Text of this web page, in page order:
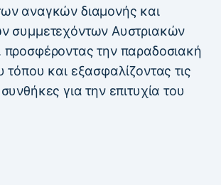
αναγκών διαμονής και
συμμετεχόντων Αυστριακών
προσφέροντας την παραδοσιακή
τόπου και εξασφαλίζοντας τις
για την επιτυχία του